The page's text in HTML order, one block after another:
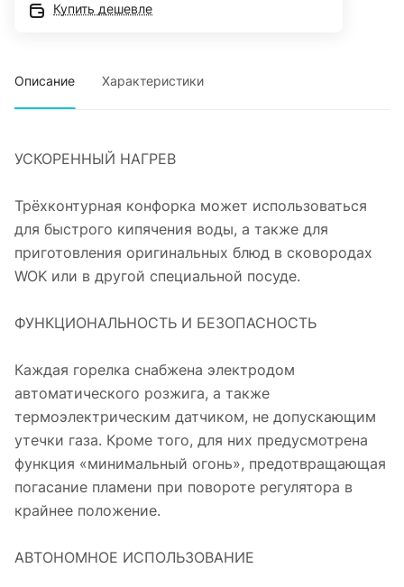
Купить дешевле
Описание Характеристики
УСКОРЕННЫЙ НАГРЕВ
Трёхконтурная конфорка может использоваться
для быстрого кипячения воды, а также для
приготовления оригинальных блюд в сковородах
WOK или в другой специальной посуде.
ФУНКЦИОНАЛЬНОСТЬ И БЕЗОПАСНОСТЬ
Каждая горелка снабжена электродом
автоматического розжига, а также
термоэлектрическим датчиком, не допускающим
утечки газа. Кроме того, для них предусмотрена
функция «минимальный огонь», предотвращающая
погасание пламени при повороте регулятора в
крайнее положение.
АВТОНОМНОЕ ИСПОЛЬЗОВАНИЕ